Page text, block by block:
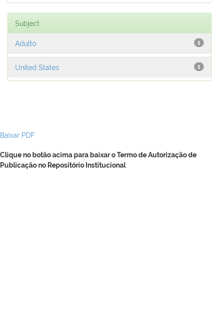
Subject
1
Adulto
1
United States
Baixar PDF
Clique no botão acima para baixar o Termo de Autorização de
Publicação no Repositório Institucional